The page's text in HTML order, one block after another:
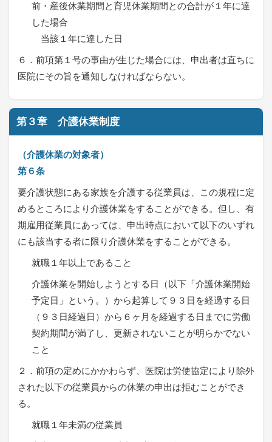
前・産後休業期間と育児休業期間との合計が１年に達
した場合
当該１年に達した日
６．前項第１号の事由が生じた場合には、申出者は直ちに
医院にその旨を通知しなければならない。
第３章 介護休業制度
（介護休業の対象者）
第６条
要介護状態にある家族を介護する従業員は、この規程に定
めるところにより介護休業をすることができる。但し、有
期雇用従業員にあっては、申出時点において以下のいずれ
にも該当する者に限り介護休業をすることができる。
就職１年以上であること
介護休業を開始しようとする日（以下「介護休業開始
予定日」という。）から起算して９３日を経過する日
（９３日経過日）から６ヶ月を経過する日までに労働
契約期間が満了し、更新されないことが明らかでない
こと
２．前項の定めにかかわらず、医院は労使協定により除外
された以下の従業員からの休業の申出は拒むことができ
る。
就職１年未満の従業員